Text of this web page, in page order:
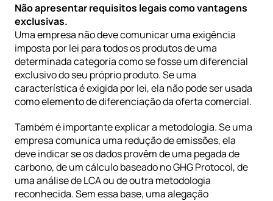
Não apresentar requisitos legais como vantagens
exclusivas.
Uma empresa não deve comunicar uma exigência
imposta por lei para todos os produtos de uma
determinada categoria como se fosse um diferencial
exclusivo do seu próprio produto. Se uma
característica é exigida por lei, ela não pode ser usada
como elemento de diferenciação da oferta comercial.
Também é importante explicar a metodologia. Se uma
empresa comunica uma redução de emissões, ela
deve indicar se os dados provêm de uma pegada de
carbono, de um cálculo baseado no GHG Protocol, de
uma análise de LCA ou de outra metodologia
reconhecida. Sem essa base, uma alegação